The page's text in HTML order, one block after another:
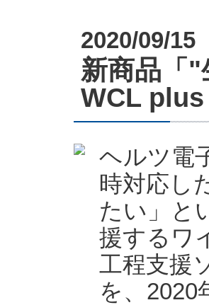
2020/09/15
新商品「
WCL plus
ヘルツ電
時対応し
たい」と
援するワ
工程支援
を、2020